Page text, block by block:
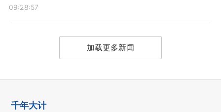
09:28:57
加载更多新闻
千年大计